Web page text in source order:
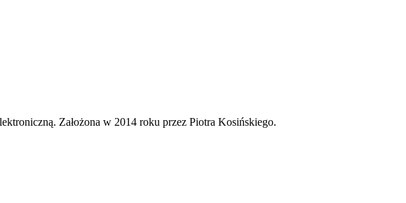
Założona w 2014 roku przez Piotra Kosińskiego.